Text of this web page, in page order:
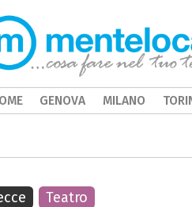
Teatro
GENOVA MILANO